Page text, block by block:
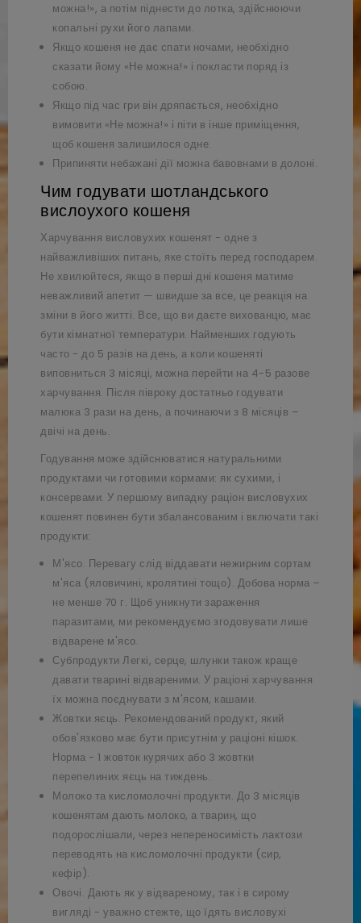
можна!», а потім піднести до лотка, здійснюючи
копальні рухи його лапами.
Якщо кошеня не дає спати ночами, необхідно
сказати йому «Не можна!» і покласти поряд із
собою.
Якщо під час гри він дряпається, необхідно
вимовити «Не можна!» і піти в інше приміщення,
щоб кошеня залишилося одне.
Припиняти небажані дії можна бавовнами в долоні.
Чим годувати шотландського
вислоухого кошеня
Харчування висловухих кошенят - одне з
найважливіших питань, яке стоїть перед господарем.
Не хвилюйтеся, якщо в перші дні кошеня матиме
неважливий апетит — швидше за все, це реакція на
зміни в його житті. Все, що ви даєте вихованцю, має
бути кімнатної температури. Найменших годують
часто - до 5 разів на день, а коли кошеняті
виповниться 3 місяці, можна перейти на 4-5 разове
харчування. Після півроку достатньо годувати
малюка 3 рази на день, а починаючи з 8 місяців –
двічі на день.
Годування може здійснюватися натуральними
продуктами чи готовими кормами: як сухими, і
консервами. У першому випадку раціон висловухих
кошенят повинен бути збалансованим і включати такі
продукти:
М'ясо. Перевагу слід віддавати нежирним сортам
м'яса (яловичині, кролятині тощо). Добова норма –
не менше 70 г. Щоб уникнути зараження
паразитами, ми рекомендуємо згодовувати лише
відварене м'ясо.
Субпродукти Легкі, серце, шлунки також краще
давати тварині відвареними. У раціоні харчування
їх можна поєднувати з м'ясом, кашами.
Жовтки яєць. Рекомендований продукт, який
обов'язково має бути присутнім у раціоні кішок.
Норма - 1 жовток курячих або 3 жовтки
перепелиних яєць на тиждень.
Молоко та кисломолочні продукти. До 3 місяців
кошенятам дають молоко, а тварин, що
подорослішали, через непереносимість лактози
переводять на кисломолочні продукти (сир,
кефір).
Овочі. Дають як у відвареному, так і в сирому
вигляді - уважно стежте, що їдять висловухі